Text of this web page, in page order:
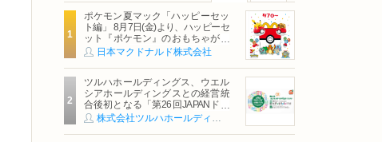
ポケモン夏マック「ハッピーセッ
ト編」 8月7日(金)より、ハッピーセ
ット『ポケモン』のおもちゃが期
間限定登場
日本マクドナルド株式会社
ツルハホールディングス、ウエル
シアホールディングスとの経営統
合後初となる「第26回JAPANドラ
ッグストアショー」に出展
株式会社ツルハホールディングス